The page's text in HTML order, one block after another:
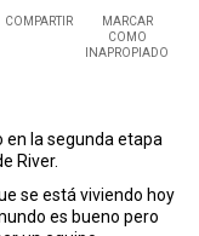
COMPARTIR
MARCAR
COMO
INAPROPIADO
en la segunda etapa
River.
se está viviendo hoy
es bueno pero